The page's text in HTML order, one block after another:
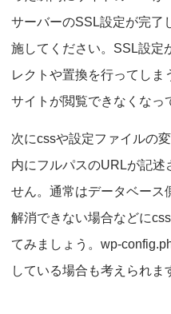
サーバーのSSL設定が完了
施してください。SSL設定
レクトや置換を行ってしま
サイトが閲覧できなくなっ
次にcssや設定ファイルの
内にフルパスのURLが記述
せん。通常はデータベース
解消できない場合などに
てみましょう。wp-
している場合も考えられま